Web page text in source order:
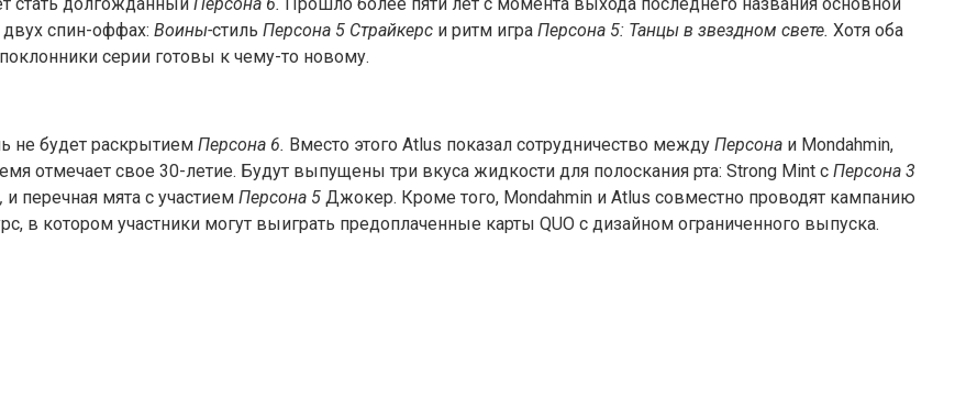
спин-оффах: Воины-стиль Персона 5 Страйкерс и ритм игра Персона 5: Танцы в звездном свете. Хотя оба
серии готовы к чему-то новому.
не будет раскрытием Персона 6. Вместо этого Atlus показал сотрудничество между Персона и Mondahmin,
отмечает свое 30-летие. Будут выпущены три вкуса жидкости для полоскания рта: Strong Mint с Персона 3
и перечная мята с участием Персона 5 Джокер. Кроме того, Mondahmin и Atlus совместно проводят кампанию
в котором участники могут выиграть предоплаченные карты QUO с дизайном ограниченного выпуска.